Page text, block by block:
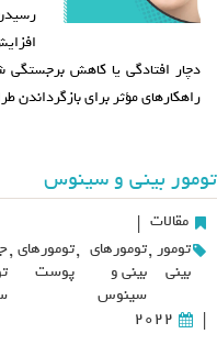
دچار افتادگی یا کاهش برجستگی
راهکارهای مؤثر برای بازگرداندن
تومور بینی و سینوس
مقالات |
تومور
بینی
,تومورهای
بینی و
سینوس
,تومورهای
پوست
,
|
2022